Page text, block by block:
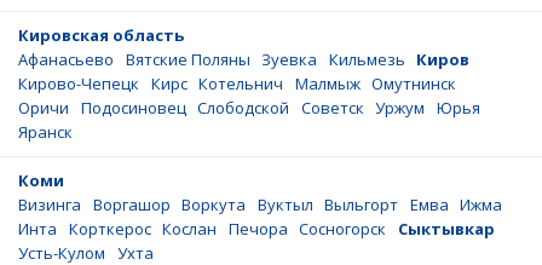
Кировская область
Афанасьево
Вятские Поляны Зуевка Кильмезь
Киров
Кирово-Чепецк
Кирс Котельнич Малмыж Омутнинск
Оричи
Подосиновец Слободской Советск Уржум
Юрья
Яранск
Коми
Визинга
Воргашор Воркута Вуктыл Выльгорт Емва Ижма
Инта
Корткерос Кослан Печора Сосногорск
Сыктывкар
Усть-Кулом
Ухта